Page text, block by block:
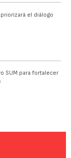
el diálogo
SUM para fortalecer